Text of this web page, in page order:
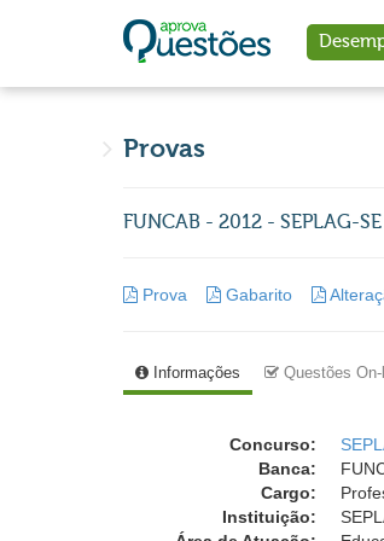
Provas
FUNCAB - 2012 - SEPLAG-
Prova Gabarito
Informações Questões
Concurso:
Banca:
Cargo:
Instituição: